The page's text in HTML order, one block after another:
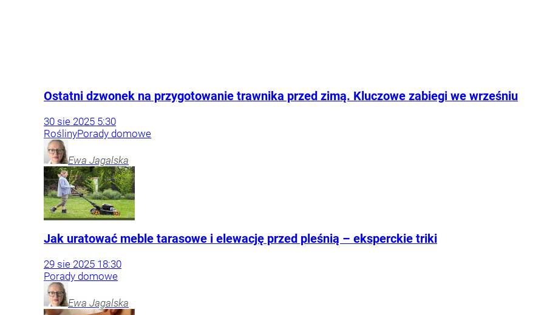
Ostatni dzwonek na przygotowanie trawnika przed zimą. Kluczowe zabiegi we wrześniu
30 sie 2025 5:30
RoślinyPorady domowe
Ewa Jagalska
Jak uratować meble tarasowe i elewację przed pleśnią – eksperckie triki
29 sie 2025 18:30
Porady domowe
Ewa Jagalska